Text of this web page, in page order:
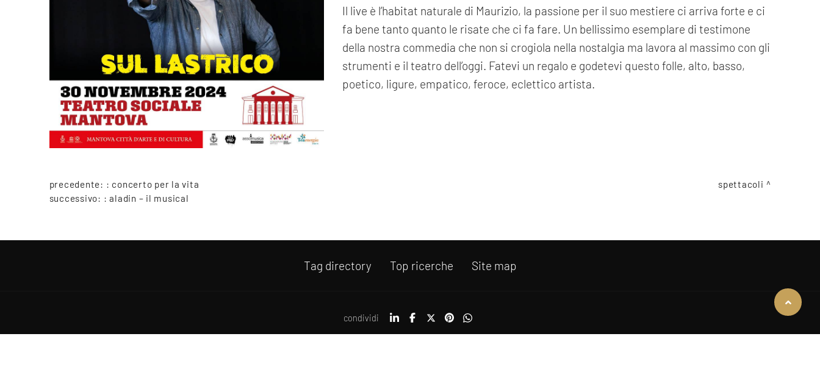
Il live è l’habitat naturale di Maurizio, la passione per il suo mestiere ci arriva forte e ci
fa bene tanto quanto le risate che ci fa fare. Un bellissimo esemplare di testimone
della nostra commedia che non si crogiola nella nostalgia ma lavora al massimo con gli
strumenti e il teatro dell’oggi. Fatevi un regalo e godetevi questo folle, alto, basso,
poetico, ligure, empatico, feroce, eclettico artista.
precedente: : concerto per la vita
successivo: :aladin – il musical
spettacoli
Tag directory Top ricerche Site map
condividi